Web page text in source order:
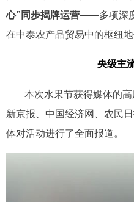
心”同步揭牌运营——多项深
在中泰农产品贸易中的枢纽地
央级主
本次水果节获得媒体的高
新京报、中国经济网、农民
体对活动进行了全面报道。